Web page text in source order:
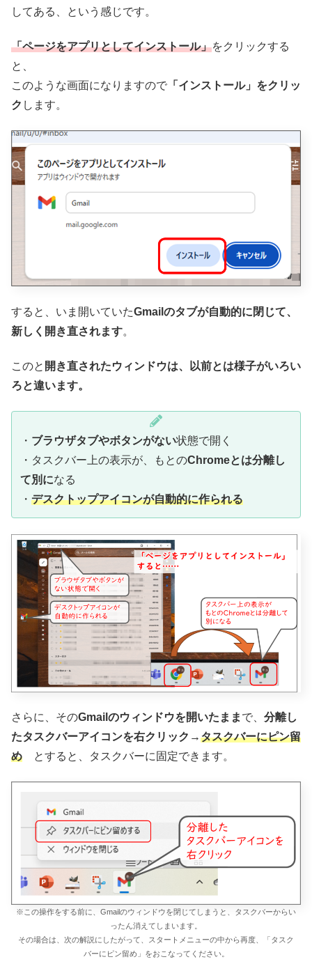
してある、という感じです。
「ページをアプリとしてインストール」をクリックする
と、
このような画面になりますので 「インストール」をクリッ
ク します。
すると、いま開いていたGmailのタブが自動的に閉じて、
新しく開き直されます。
このと 開き直されたウィンドウは、以前とは様子がいろい
ろと違います。
・ ブラウザタブやボタンがない状態で開く
・タスクバー上の表示が、もとのChromeとは分離し
て別になる
・ デスクトップアイコンが自動的に作られる
さらに、そのGmailのウィンドウを開いたまま で、 分離し
たタスクバーアイコンを右クリック→タスクバーにピン留
め とすると、タスクバーに固定できます。
※この操作をする前に、Gmailのウィンドウを閉じてしまうと、タスクバーからい
ったん消えてしまいます。
その場合は、次の解説にしたがって、スタートメニューの中から再度、「タスク
バーにピン留め」をおこなってください。